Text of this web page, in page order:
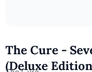
The Cure -
(Deluxe